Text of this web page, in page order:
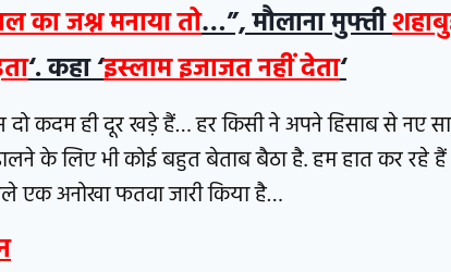
का जश्न मनाया तो…”, मौलाना मुफ्ती
‘. कहा ‘इस्लाम इजाजत नहीं देता‘
कदम ही दूर खड़े हैं… हर किसी ने अपने हिसाब से नए
के लिए भी कोई बहुत बेताब बैठा है. हम हात कर रहे हैं
एक अनोखा फतवा जारी किया है…